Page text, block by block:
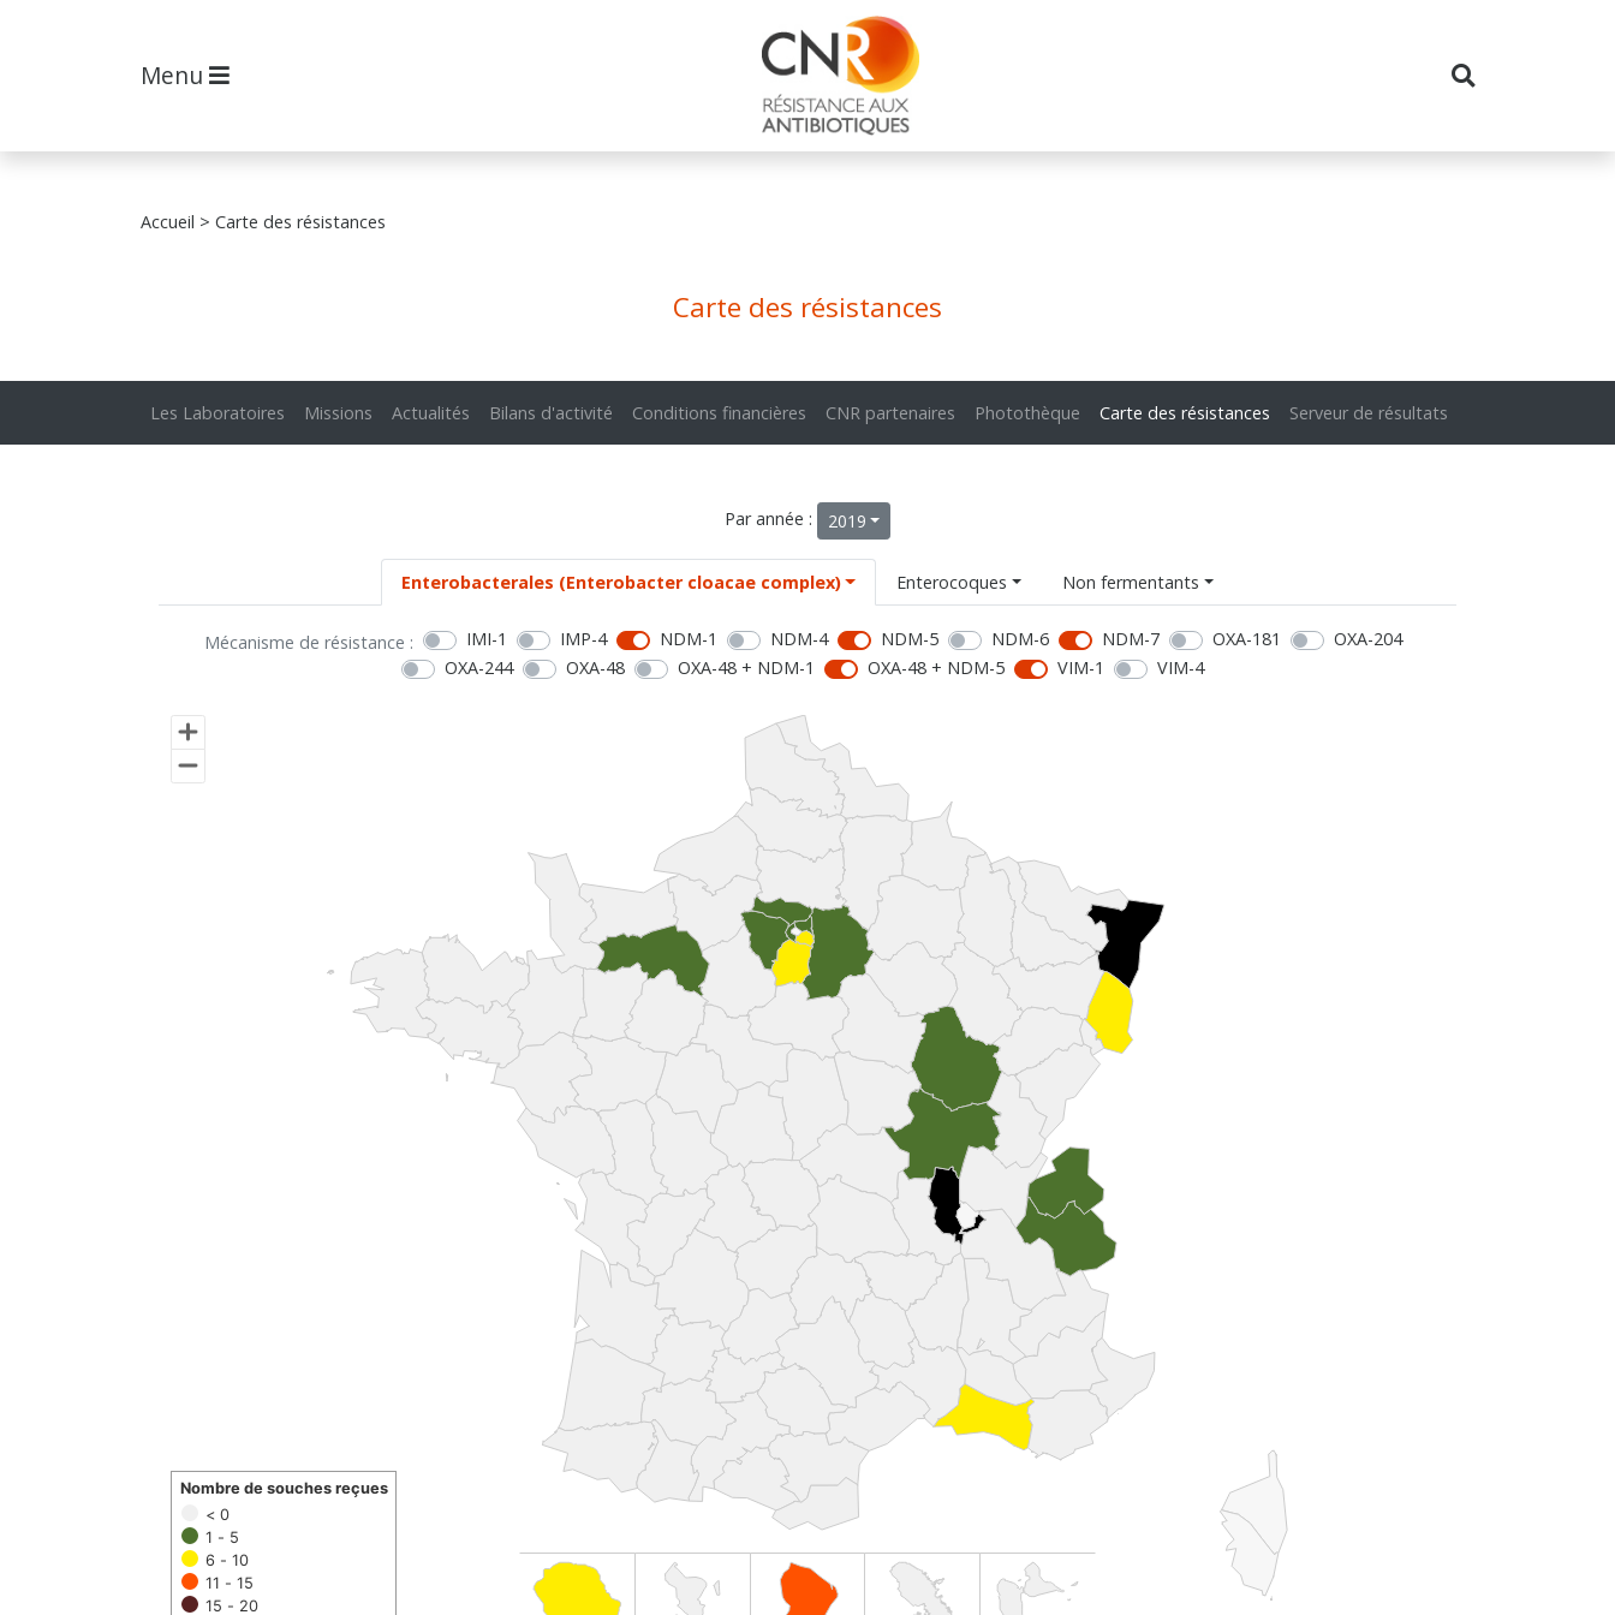
Menu
Accueil > Carte des résistances
Carte des résistances
Les Laboratoires Missions Actualités Bilans d'activité Conditions financières CNR partenaires Photothèque Carte des résistances Serveur de résultats
Par année : 2019
Enterobacterales (Enterobacter cloacae complex) Enterocoques Non fermentants
Mécanisme de résistance : IMI-1 IMP-4 NDM-1 NDM-4 NDM-5 NDM-6 NDM-7 OXA-181
OXA-204
OXA-244
OXA-48 OXA-48 + NDM-1 OXA-48 + NDM-5 VIM-1 VIM-4
< 0
1 - 5
6 - 10
11 - 15
15 - 20
Nombre de souches reçues